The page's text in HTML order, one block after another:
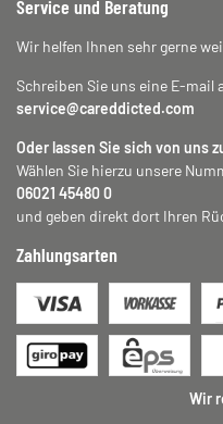
Service und Beratung
Wir helfen Ihnen sehr gerne
Schreiben Sie uns eine E-mail
service@careddicted.com
Oder lassen Sie sich von uns
Wählen Sie hierzu unsere
06021 45480 0
und geben direkt dort Ihren
Zahlungsarten
Wir